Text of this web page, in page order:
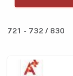
721 - 732 / 830